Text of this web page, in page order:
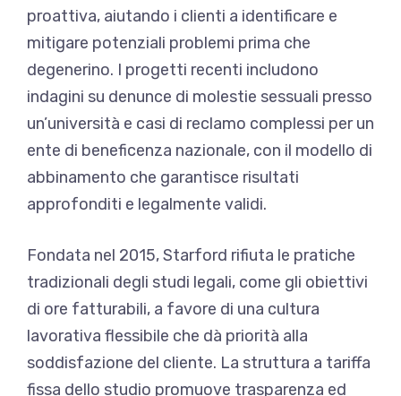
proattiva, aiutando i clienti a identificare e
mitigare potenziali problemi prima che
degenerino. I progetti recenti includono
indagini su denunce di molestie sessuali presso
un’università e casi di reclamo complessi per un
ente di beneficenza nazionale, con il modello di
abbinamento che garantisce risultati
approfonditi e legalmente validi.
Fondata nel 2015, Starford rifiuta le pratiche
tradizionali degli studi legali, come gli obiettivi
di ore fatturabili, a favore di una cultura
lavorativa flessibile che dà priorità alla
soddisfazione del cliente. La struttura a tariffa
fissa dello studio promuove trasparenza ed